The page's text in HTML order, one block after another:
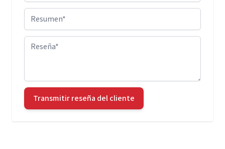
Resumen
Reseña
Transmitir reseña del cliente